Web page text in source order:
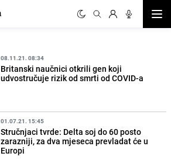
08.11.21. 08:34
Britanski naučnici otkrili gen koji
udvostručuje rizik od smrti od COVID-a
01.07.21. 15:45
Stručnjaci tvrde: Delta soj do 60 posto
zarazniji, za dva mjeseca prevladat će u
Europi